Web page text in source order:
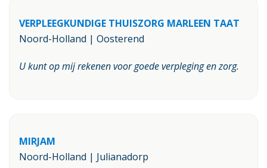
VERPLEEGKUNDIGE THUISZORG MARLEEN TAAT
Noord-Holland | Oosterend
U kunt op mij rekenen voor goede verpleging en zorg.
MIRJAM
Noord-Holland | Julianadorp